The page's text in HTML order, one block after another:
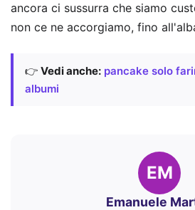
ancora ci sussurra che siamo
non ce ne accorgiamo, fino
👉 Vedi anche: pancake solo
albumi
EM
Emanuele